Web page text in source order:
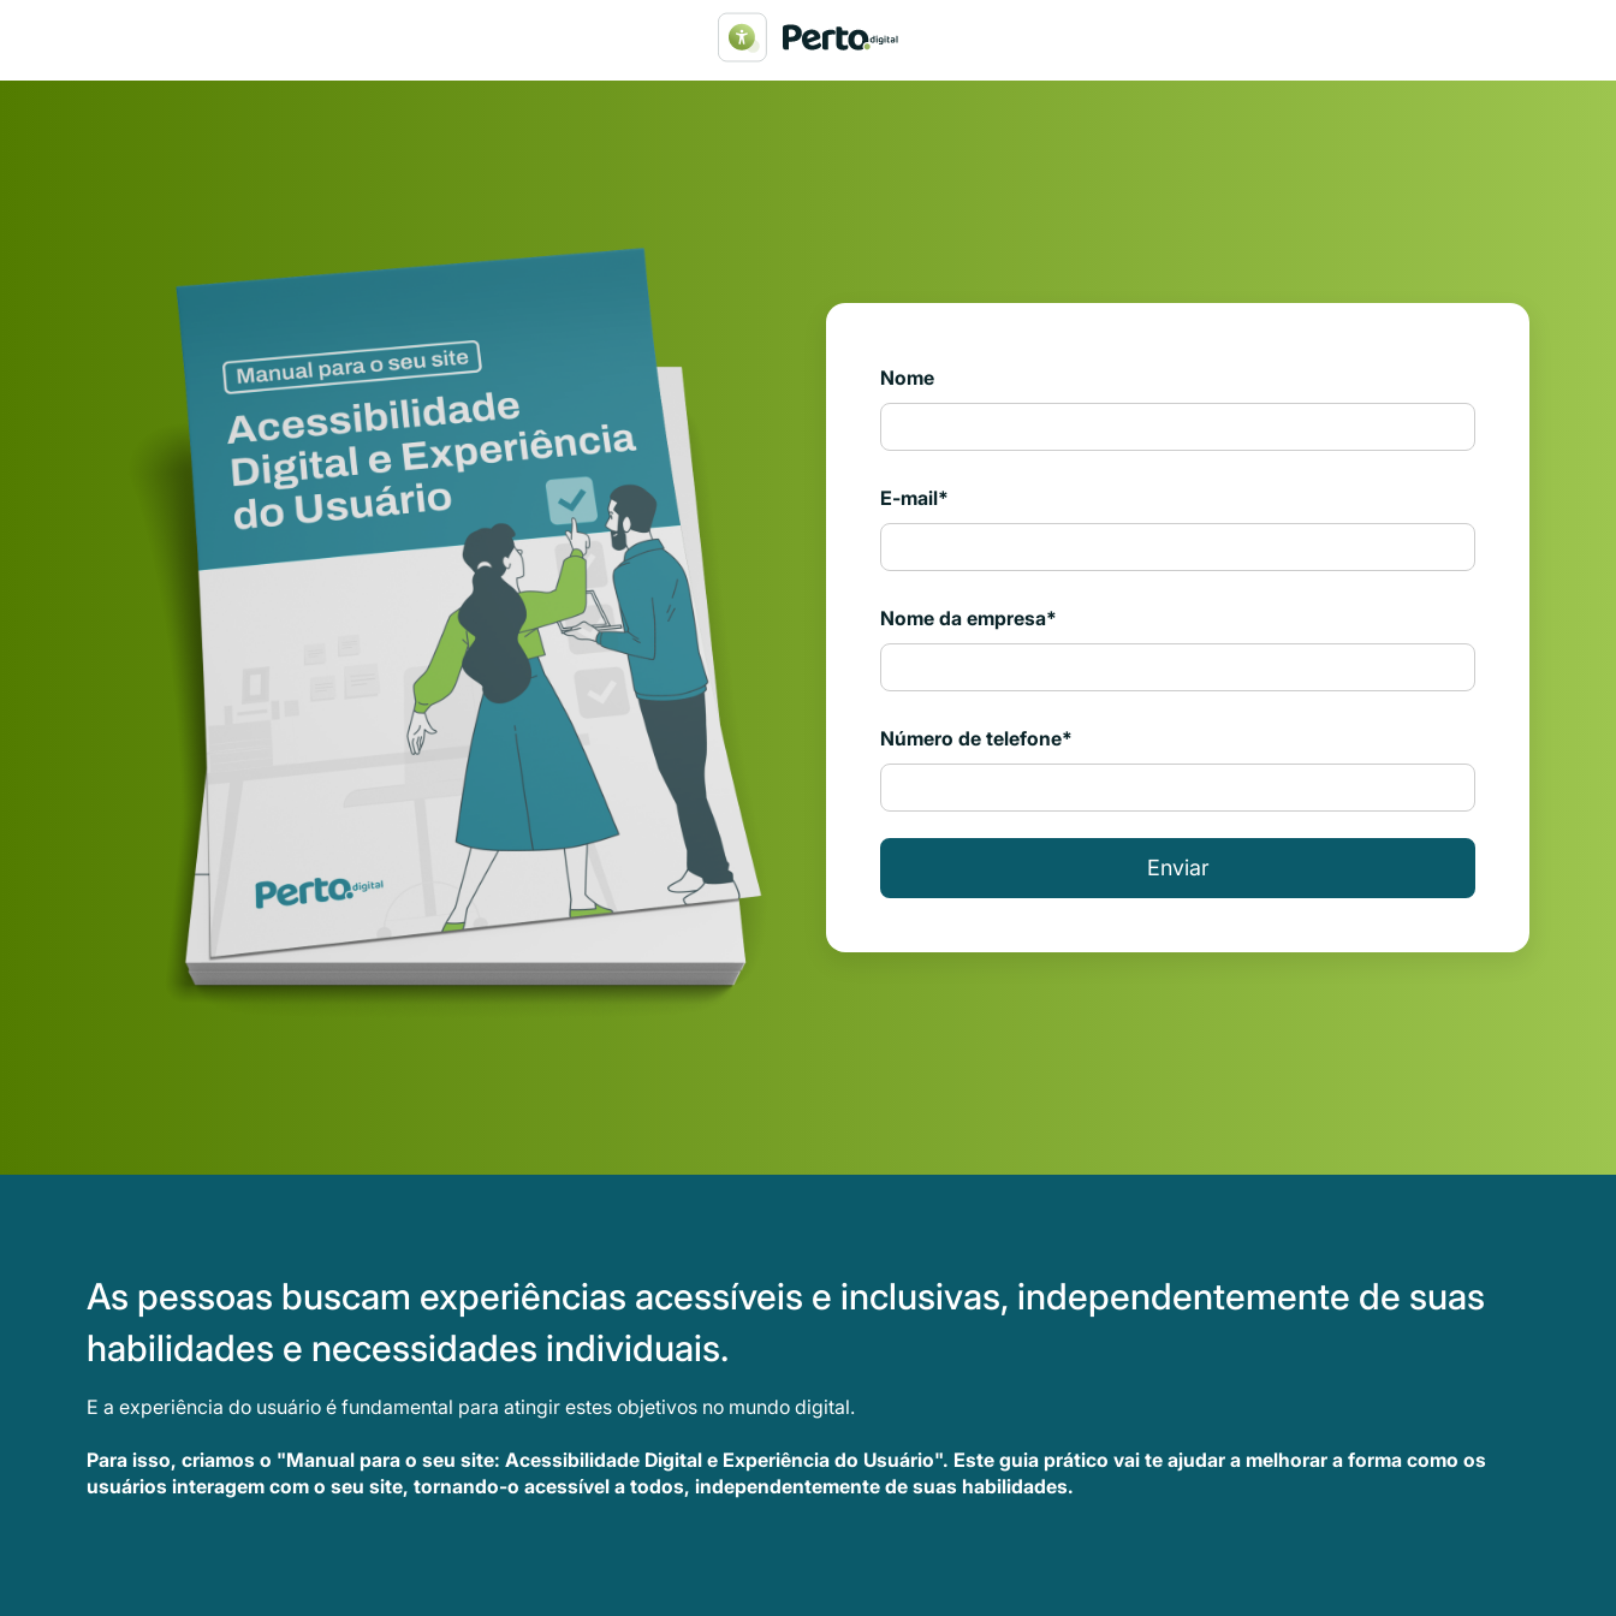
Nome
E-mail*
Nome da empresa*
Número de telefone*
As pessoas buscam experiências acessíveis e inclusivas, independentemente de suas
habilidades e necessidades individuais.
E a experiência do usuário é fundamental para atingir estes objetivos no mundo digital.
Para isso, criamos o "Manual para o seu site: Acessibilidade Digital e Experiência do Usuário". Este guia prático vai te ajudar a melhorar a forma como os
usuários interagem com o seu site, tornando-o acessível a todos, independentemente de suas habilidades.